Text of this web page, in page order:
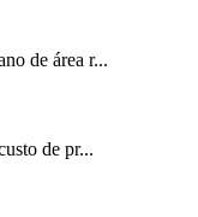
de área r...
de pr...